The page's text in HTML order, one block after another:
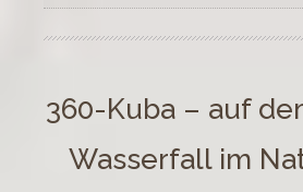
360-Kuba – auf
Wasserfall im